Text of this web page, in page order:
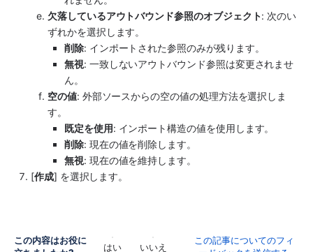
欠落しているアウトバウンド参照のオブジェクト: 次のい
ずれかを選択します。
削除: インポートされた参照のみが残ります。
無視: 一致しないアウトバウンド参照は変更されませ
ん。
空の値: 外部ソースからの空の値の処理方法を選択しま
す。
既定を使用: インポート構造の値を使用します。
削除: 現在の値を削除します。
無視: 現在の値を維持します。
[作成] を選択します。
この内容はお役に
はい いいえ
この記事についてのフィ